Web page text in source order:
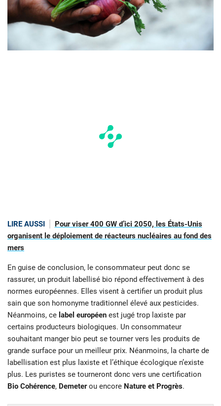
LIRE AUSSI
Pour viser 400 GW d’ici 2050, les États-Unis
organisent le déploiement de réacteurs nucléaires au fond des
mers
En guise de conclusion, le consommateur peut donc se
rassurer, un produit labellisé bio répond effectivement à des
normes européennes. Elles visent à certifier un produit plus
sain que son homonyme traditionnel élevé aux pesticides.
Néanmoins, ce label européen est jugé trop laxiste par
certains producteurs biologiques. Un consommateur
souhaitant manger bio peut se tourner vers les produits de
grande surface pour un meilleur prix. Néanmoins, la charte de
labellisation est plus laxiste et l’éthique écologique n’existe
plus. Les puristes se tourneront donc vers une certification
Bio Cohérence, Demeterou encore Nature et Progrès.